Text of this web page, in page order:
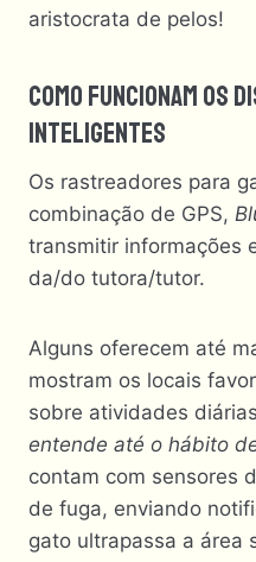
aristocrata de pelos!
Como Funcionam Os
Inteligentes
Os rastreadores para
combinação de GPS,
transmitir informações
da/do tutora/tutor.
Alguns oferecem até
mostram os locais
sobre atividades diárias
entende até o hábito
contam com sensores
de fuga, enviando
gato ultrapassa a área